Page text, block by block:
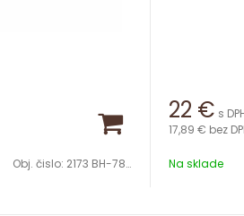
Obj. čislo: 2173 BH-7892
22 € s
17,89 € bez
Na sklade